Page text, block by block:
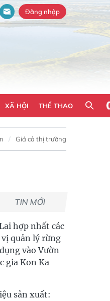
Đăng nhập
XÃ HỘI THỂ THAO
Giá cả thị trường
TIN MỚI
hợp nhất các
quản lý rừng
vào Vườn
gia Kon Ka
sản xuất: